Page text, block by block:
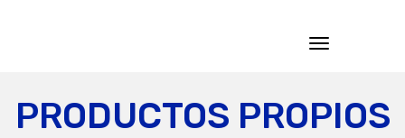
Toggle
PRODUCTOS PROPIOS